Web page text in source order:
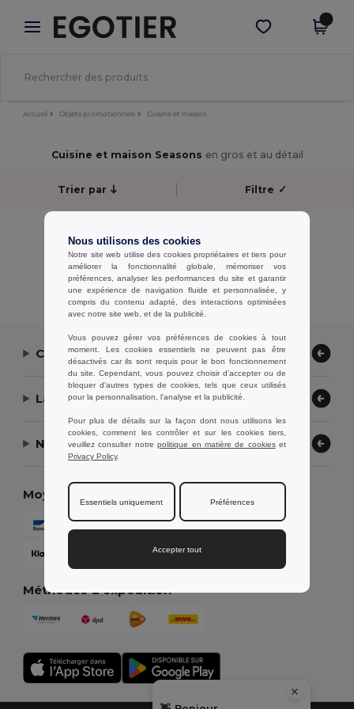
× Appli Egotier
Meilleurs prix sur l’app !
Obtenir l'appli
Accueil Objets promotionnels Cuisine et maison
Cuisine et maison Seasons en gros et au détail
Trier par Filtre ✓
Aucun résultat.
Affichage De Tous Les Produits.
Contactez-nous
Laissez-nous vous aider
Notre entreprise
Moyens de paiement
Méthodes d'expédition
Nous utilisons des cookies
Notre site web utilise des cookies propriétaires et tiers pour
améliorer la fonctionnalité globale, mémoriser vos
préférences, analyser les performances du site et garantir
une expérience de navigation fluide et personnalisée, y
compris du contenu adapté, des interactions optimisées
avec notre site web, et de la publicité.
Vous pouvez gérer vos préférences de cookies à tout
moment. Les cookies essentiels ne peuvent pas être
désactivés car ils sont requis pour le bon fonctionnement
du site. Cependant, vous pouvez choisir d’accepter ou de
bloquer d'autres types de cookies, tels que ceux utilisés
pour la personnalisation, l'analyse et la publicité.
Pour plus de détails sur la façon dont nous utilisons les
cookies, comment les contrôler et sur les cookies tiers,
veuillez consulter notrepolitique en matière de cookieset
Privacy Policy.
Essentiels uniquement Préférences
Accepter tout